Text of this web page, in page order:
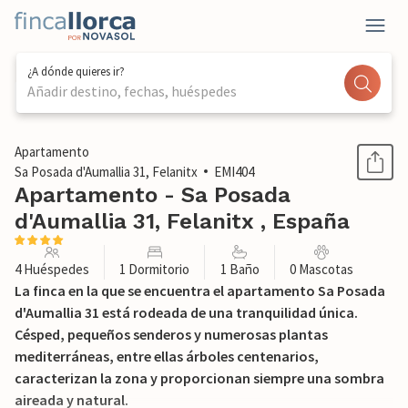
¿A dónde quieres ir?
Añadir destino, fechas, huéspedes
1 / 52
Apartamento
Sa Posada d'Aumallia 31, Felanitx
EMI404
Apartamento - Sa Posada
d'Aumallia 31, Felanitx , España
4 Huéspedes 1 Dormitorio 1 Baño 0 Mascotas
La finca en la que se encuentra el apartamento Sa Posada
d'Aumallia 31 está rodeada de una tranquilidad única.
Césped, pequeños senderos y numerosas plantas
mediterráneas, entre ellas árboles centenarios,
caracterizan la zona y proporcionan siempre una sombra
aireada y natural.